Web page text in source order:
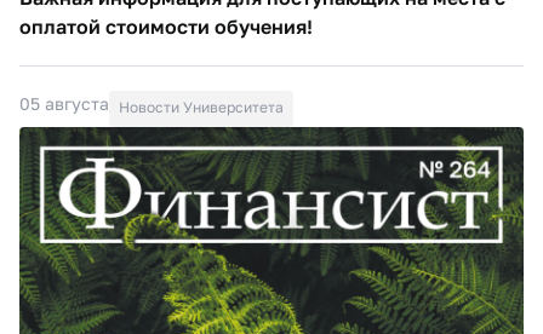
оплатой стоимости обучения!
05 августа Новости Университета